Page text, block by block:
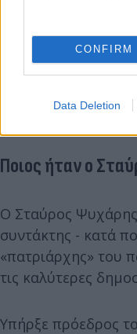
CONFIRM
Data Deletion
Ποιος ήταν ο
Ο Σταύρος Ψυχάρης
συντάκτης - κατά
«πατριάρχης» του
τις καλύτερες
Υπήρξε πρόεδρος